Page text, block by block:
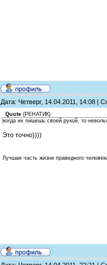
Дата: Четверг, 14.04.2011, 14:08 |
Quote (РЕНАТИК)
когда их пишешь своей рукой, то
Это точно))))
Лучшая часть жизни праведного